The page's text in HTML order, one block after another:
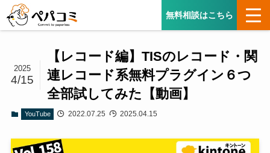
無料相談はこちら
【レコード編】TISのレコード・関
連レコード系無料プラグイン６つ
全部試してみた​【動画】
2025
4/15
YouTube 2022.07.25 2025.04.15